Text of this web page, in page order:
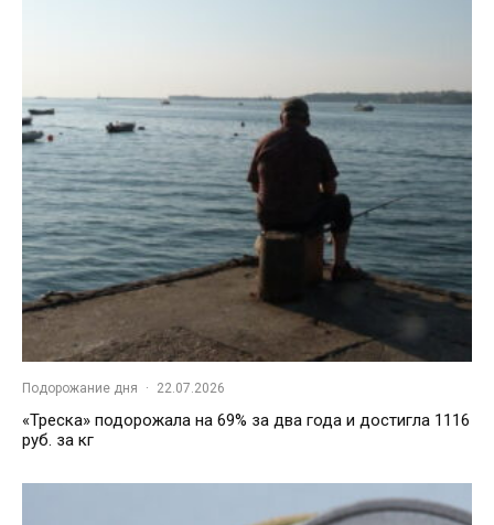
Подорожание дня · 22.07.2026
«Треска» подорожала на 69% за два года и достигла 1116
руб. за кг